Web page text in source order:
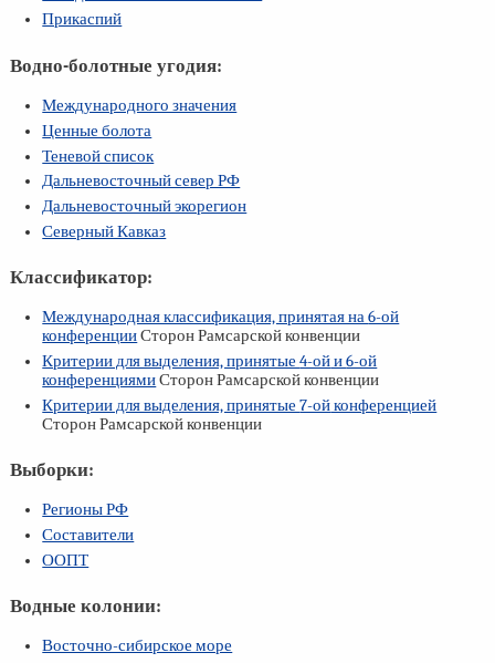
Прикаспий
Водно-болотные угодия:
Международного значения
Ценные болота
Теневой список
Дальневосточный север РФ
Дальневосточный экорегион
Северный Кавказ
Классификатор:
Международная классификация, принятая на6-ой
конференцииСторон Рамсарской конвенции
Критерии для выделения, принятые4-ойи6-ой
конференциямиСторон Рамсарской конвенции
Критерии для выделения, принятые7-ойконференцией
Сторон Рамсарской конвенции
Выборки:
Регионы РФ
Составители
ООПТ
Водные колонии:
Восточно-сибирское море